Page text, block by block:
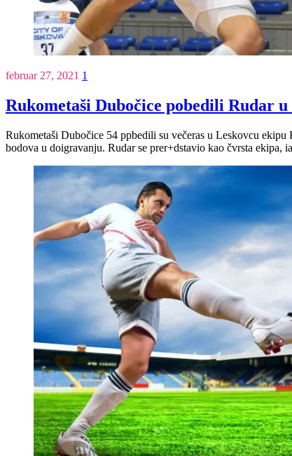
februar 27, 2021 1
Rukometaši Dubočice pobedili Rudar
Rukometaši Dubočice 54 ppbedili su večeras u Leskovcu
bodova u doigravanju. Rudar se prer+dstavio kao čvrsta